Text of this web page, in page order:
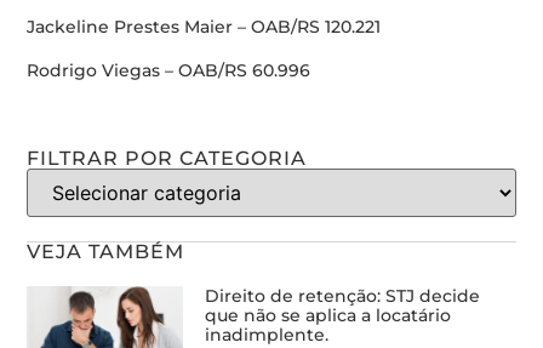
Jackeline Prestes Maier – OAB/RS 120.221
Rodrigo Viegas – OAB/RS 60.996
FILTRAR POR CATEGORIA
VEJA TAMBÉM
Direito de retenção: STJ decide
que não se aplica a locatário
inadimplente.